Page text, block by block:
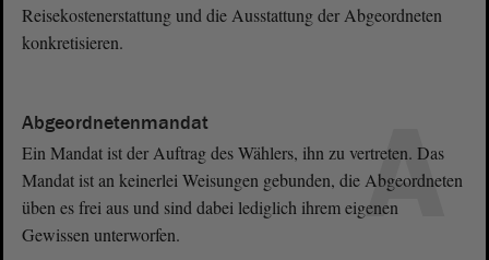
Reisekostenerstattung und die Ausstattung der Abgeordneten
konkretisieren.
A
Abgeordnetenmandat
Ein Mandat ist der Auftrag des Wählers, ihn zu vertreten. Das
Mandat ist an keinerlei Weisungen gebunden, die Abgeordneten
üben es frei aus und sind dabei lediglich ihrem eigenen
Gewissen unterworfen.